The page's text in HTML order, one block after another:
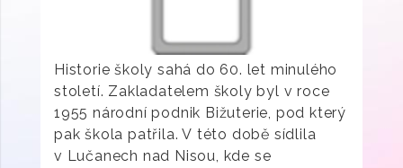
Historie školy sahá do 60. let minulého
století. Zakladatelem školy byl v roce
1955 národní podnik Bižuterie, pod který
pak škola patřila. V této době sídlila
v Lučanech nad Nisou, kde se